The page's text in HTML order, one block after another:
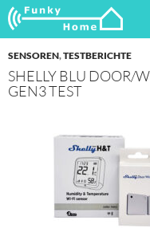
Funkyhome.de Online
Suchen
ZUM
SENSOREN,TESTBERICHTE
SHELLY BLU DOOR/
GEN3 TEST